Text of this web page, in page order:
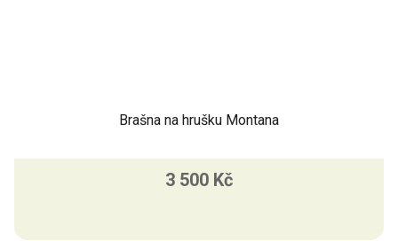
Brašna na hrušku Montana
3 500 Kč